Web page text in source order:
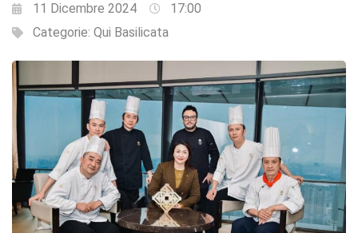
11 Dicembre 2024
17:00
Categorie: Qui Basilicata